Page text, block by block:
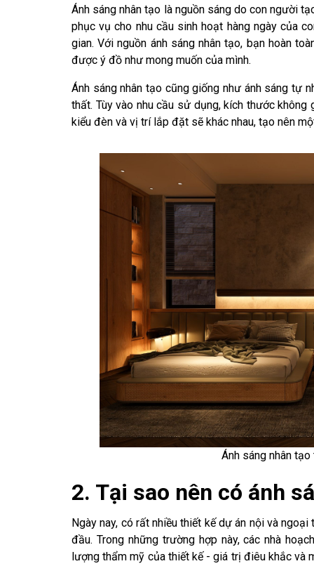
Ánh sáng nhân tạo là nguồn sáng do con người
phục vụ cho nhu cầu sinh hoạt hàng ngày của
gian. Với nguồn ánh sáng nhân tạo, bạn hoàn
được ý đồ như mong muốn của mình.
Ánh sáng nhân tạo cũng giống như ánh sáng tự
thất. Tùy vào nhu cầu sử dụng, kích thước
kiểu đèn và vị trí lắp đặt sẽ khác nhau, tạo nên
Ánh sáng nhân
2. Tại sao nên có ánh
Ngày nay, có rất nhiều thiết kế dự án nội và
đầu. Trong những trường hợp này, các nhà
lượng thẩm mỹ của thiết kế - giá trị điêu khắc và